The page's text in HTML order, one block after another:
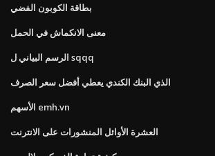
بطاقة الكوبون الفضي
معنى الانكماش في الحمل
الرسم البياني ل sqqq
الذي البنك الكندي يعطي أفضل سعر الصرف
الأسهم emh.vn
العشرة الأوائل المنشورات على الانترنت